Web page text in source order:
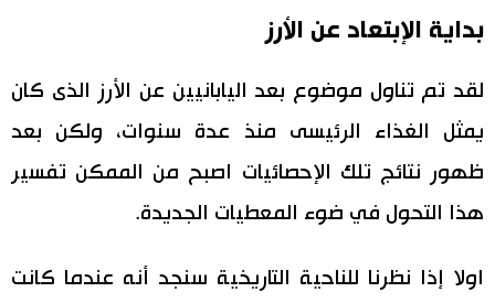
بداية الإبتعاد عن الأرز
لقد تم تناول موضوع بعد اليابانيين عن الأرز الذى كان
يمثل الغذاء الرئيسى منذ عدة سنوات، ولكن بعد
ظهور نتائج تلك الإحصائيات اصبح من الممكن تفسير
هذا التحول في ضوء المعطيات الجديدة.
اولا إذا نظرنا للناحية التاريخية سنجد أنه عندما كانت